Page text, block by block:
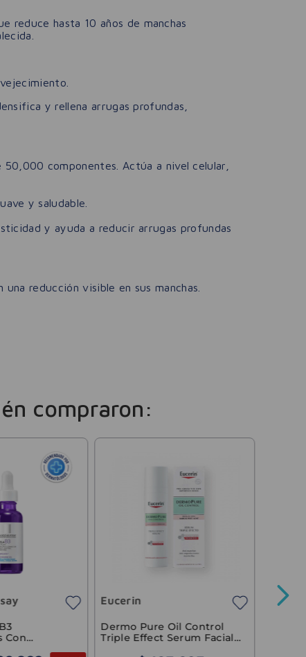
reduce hasta 10 años de manchas
y rellena arrugas profundas,
componentes. Actúa a nivel celular,
y saludable.
y ayuda a reducir arrugas profundas
reducción visible en sus manchas.
compraron:
Con
Eucerin
Dermo Pure Oil Control
Triple Effect Serum Facial